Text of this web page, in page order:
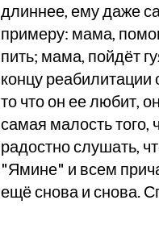
длиннее, ему даже
примеру: мама,
пить; мама, пойдёт
концу
то что он ее любит,
самая малость того,
радостно слушать,
"Ямине" и всем
ещё снова и снова.